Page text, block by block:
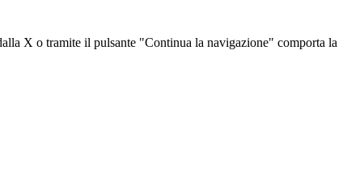
X o tramite il pulsante "Continua la navigazione" comporta la